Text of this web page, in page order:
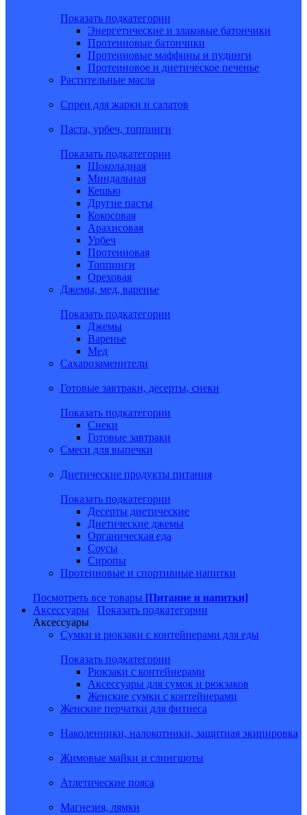
Показать подкатегории
Энергетические и злаковые батончики
Протеиновые батончики
Протеиновые маффины и пудинги
Протеиновое и диетическое печенье
Растительные масла
Спреи для жарки и салатов
Паста, урбеч, топпинги
Показать подкатегории
Шоколадная
Миндальная
Кешью
Другие пасты
Кокосовая
Арахисовая
Урбеч
Протеиновая
Топпинги
Ореховая
Джемы, мед, варенье
Показать подкатегории
Джемы
Варенье
Мед
Сахарозаменители
Готовые завтраки, десерты, снеки
Показать подкатегории
Снеки
Готовые завтраки
Смеси для выпечки
Диетические продукты питания
Показать подкатегории
Десерты диетические
Диетические джемы
Органическая еда
Соусы
Сиропы
Протеиновые и спортивные напитки
Посмотреть все товары [Питание и напитки]
Аксессуары
Показать подкатегории
Аксессуары
Сумки и рюкзаки с контейнерами для еды
Показать подкатегории
Рюкзаки с контейнерами
Аксессуары для сумок и рюкзаков
Женские сумки с контейнерами
Женские перчатки для фитнеса
Наколенники, налокотники, защитная экипировка
Жимовые майки и слингшоты
Атлетические пояса
Магнезия, лямки